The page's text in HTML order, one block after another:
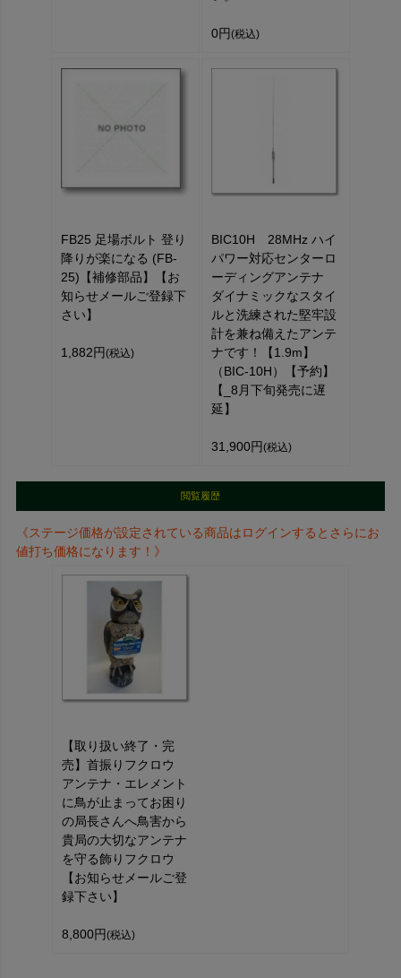
0円 (税込)
FB25 足場ボルト 登り
降りが楽になる (FB-
25)【補修部品】【お
知らせメールご登録下
さい】
1,882円 (税込)
BIC10H 28MHz ハイ
パワー対応センターロ
ーディングアンテナ
ダイナミックなスタイ
ルと洗練された堅牢設
計を兼ね備えたアンテ
ナです！【1.9m】
（BIC-10H）【予約】
【_8月下旬発売に遅
延】
31,900円 (税込)
閲覧履歴
《ステージ価格が設定されている商品はログインするとさらにお
値打ち価格になります！》
【取り扱い終了・完
売】首振りフクロウ
アンテナ・エレメント
に鳥が止まってお困り
の局長さんへ鳥害から
貴局の大切なアンテナ
を守る飾りフクロウ
【お知らせメールご登
録下さい】
8,800円 (税込)